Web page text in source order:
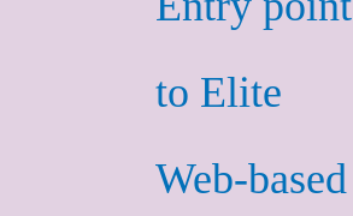
to Elite
Web-based